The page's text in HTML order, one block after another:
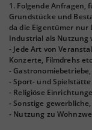
1. Folgende Anfragen,
Grundstücke und
da die Eigentümer nur
Industrial als Nutzung
- Jede Art von
Konzerte, Filmdrehs
-
- Sport- und
- Religiöse
- Sonstige
- Nutzung zu